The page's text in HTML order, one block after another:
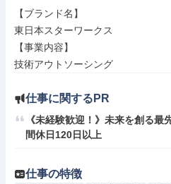
【ブランド名】
東日本スターワークス
【事業内容】
技術アウトソーシング
仕事に関するPR
《未経験歓迎！》未来を創る
間休日120日以上
仕事の特徴